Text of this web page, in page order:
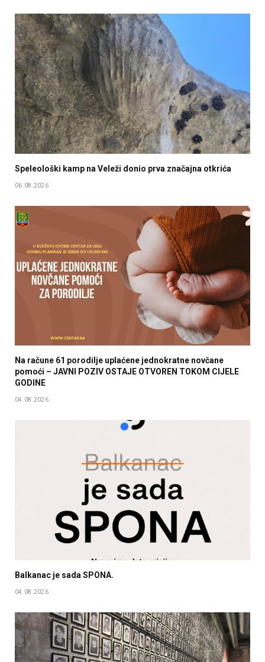
Speleološki kamp na Veleži donio prva značajna otkrića
06.08.2026
Na račune 61 porodilje uplaćene jednokratne novčane
pomoći – JAVNI POZIV OSTAJE OTVOREN TOKOM CIJELE
GODINE
04.08.2026
Balkanac je sada SPONA.
04.08.2026